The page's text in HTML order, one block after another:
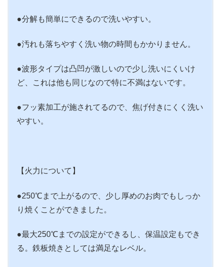
●分解も簡単にできるので洗いやすい。
●汚れも落ちやすく洗い物の時間もかかりません。
●波形タイプは凸凹が激しいので少し洗いにくいけ
ど、これは他も同じなので特に不満はないです。
●フッ素加工が施されてるので、焦げ付きにくく洗い
やすい。
【火力について】
●250℃まで上がるので、少し厚めのお肉でもしっか
り焼くことができました。
●最大250℃までの設定ができるし、保温設定もでき
る。鉄板焼きとしては満足なレベル。